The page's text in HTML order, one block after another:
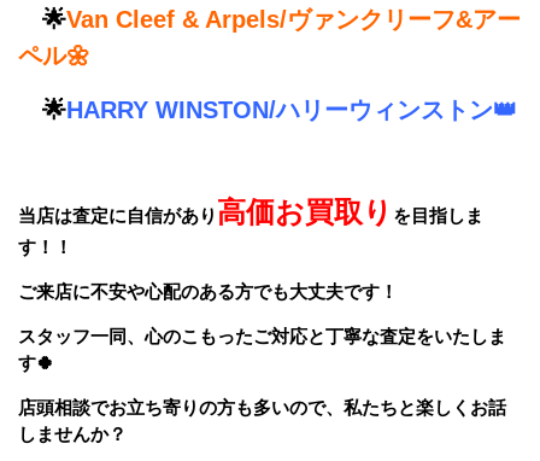
🌟Van Cleef & Arpels/ヴァンクリーフ&アー
ペル🌼
🌟HARRY WINSTON/ハリーウィンストン👑
当店は査定に自信があり 高価お買取り を目指しま
す！！
ご来店に不安や心配のある方でも大丈夫です！
スタッフ一同、心のこもったご対応と丁寧な査定をいたしま
す🍀
店頭相談でお立ち寄りの方も多いので、私たちと楽しくお話
しませんか？